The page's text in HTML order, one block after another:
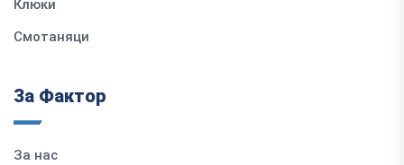
Клюки
Смотаняци
За Фактор
За нас